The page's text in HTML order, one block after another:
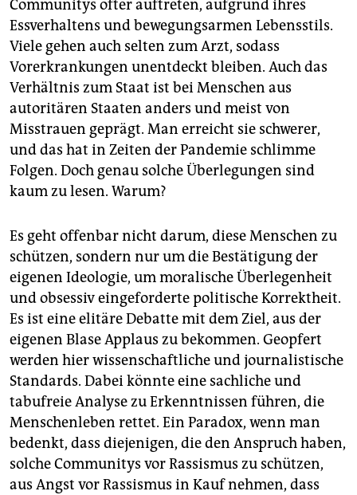
Communitys öfter auftreten, aufgrund ihres
Essverhaltens und bewegungsarmen Lebensstils.
Viele gehen auch selten zum Arzt, sodass
Vorerkrankungen unentdeckt bleiben. Auch das
Verhältnis zum Staat ist bei Menschen aus
autoritären Staaten anders und meist von
Misstrauen geprägt. Man erreicht sie schwerer,
und das hat in Zeiten der Pandemie schlimme
Folgen. Doch genau solche Überlegungen sind
kaum zu lesen. Warum?
Es geht offenbar nicht darum, diese Menschen zu
schützen, sondern nur um die Bestätigung der
eigenen Ideologie, um moralische Überlegenheit
und obsessiv eingeforderte politische Korrektheit.
Es ist eine elitäre Debatte mit dem Ziel, aus der
eigenen Blase Applaus zu bekommen. Geopfert
werden hier wissenschaftliche und journalistische
Standards. Dabei könnte eine sachliche und
tabufreie Analyse zu Erkenntnissen führen, die
Menschenleben rettet. Ein Paradox, wenn man
bedenkt, dass diejenigen, die den Anspruch haben,
solche Communitys vor Rassismus zu schützen,
aus Angst vor Rassismus in Kauf nehmen, dass